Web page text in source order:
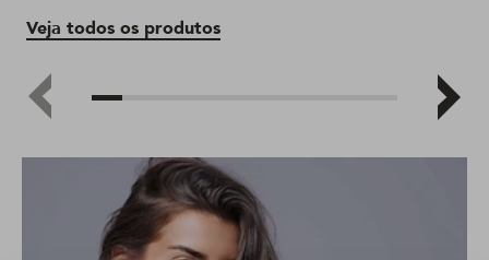
Veja todos os produtos